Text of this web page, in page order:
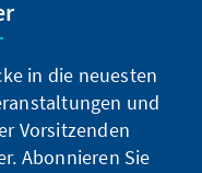
in die neuesten
und
Vorsitzenden
Abonnieren Sie